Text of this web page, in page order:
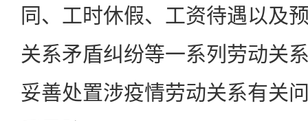
同、工时休假、工资待遇以及
关系矛盾纠纷等一系列劳动关
妥善处置涉疫情劳动关系有关